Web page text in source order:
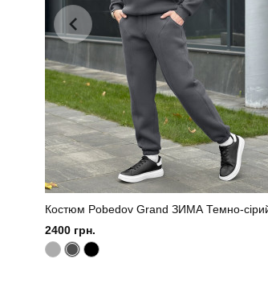
Костюм Pobedov Grand ЗИМА Темно-
2400 грн.